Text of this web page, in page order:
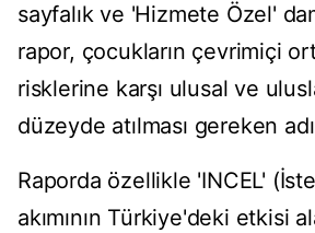
sayfalık ve 'Hizmete Özel'
rapor, çocukların çevrimiçi
risklerine karşı ulusal ve
düzeyde atılması gereken
Raporda özellikle 'INCEL'
akımının Türkiye'deki etkisi